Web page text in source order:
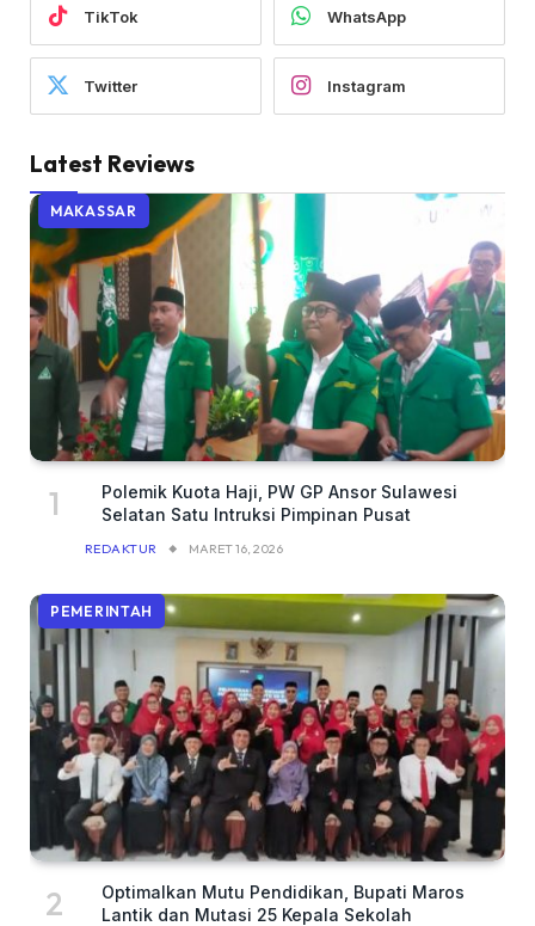
TikTok WhatsApp
Twitter Instagram
Latest Reviews
MAKASSAR
Polemik Kuota Haji, PW GP Ansor Sulawesi
Selatan Satu Intruksi Pimpinan Pusat
REDAKTUR MARET 16, 2026
PEMERINTAH
Optimalkan Mutu Pendidikan, Bupati Maros
Lantik dan Mutasi 25 Kepala Sekolah